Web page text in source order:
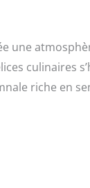
une
culinaires
riche en